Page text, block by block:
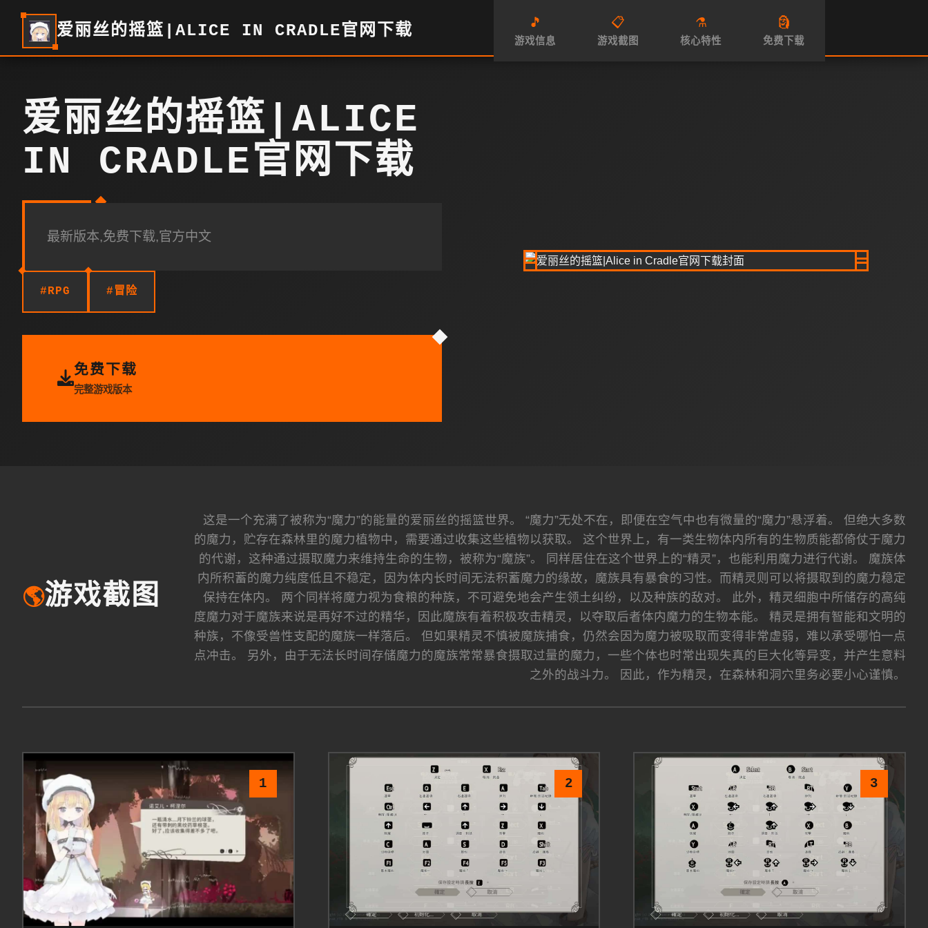
爱丽丝的摇篮|ALICE IN CRADLE官网下载 🎵
游戏信息
📋
游戏截图
⚗️
核心特性
🗿
免费下载
爱丽丝的摇篮|ALICE
IN CRADLE官网下载
最新版本,免费下载,官方中文
#RPG #冒险
免费下载
完整游戏版本
🌎游戏截图
这是一个充满了被称为“魔力”的能量的爱丽丝的摇篮世界。 “魔力”无处不在，即便在空气中也有微量的“魔力”悬浮着。 但绝大多数
的魔力，贮存在森林里的魔力植物中，需要通过收集这些植物以获取。 这个世界上，有一类生物体内所有的生物质能都倚仗于魔力
的代谢，这种通过摄取魔力来维持生命的生物，被称为“魔族”。 同样居住在这个世界上的“精灵”，也能利用魔力进行代谢。 魔族体
内所积蓄的魔力纯度低且不稳定，因为体内长时间无法积蓄魔力的缘故，魔族具有暴食的习性。而精灵则可以将摄取到的魔力稳定
保持在体内。 两个同样将魔力视为食粮的种族，不可避免地会产生领土纠纷，以及种族的敌对。 此外，精灵细胞中所储存的高纯
度魔力对于魔族来说是再好不过的精华，因此魔族有着积极攻击精灵，以夺取后者体内魔力的生物本能。 精灵是拥有智能和文明的
种族，不像受兽性支配的魔族一样落后。 但如果精灵不慎被魔族捕食，仍然会因为魔力被吸取而变得非常虚弱，难以承受哪怕一点
点冲击。 另外，由于无法长时间存储魔力的魔族常常暴食摄取过量的魔力，一些个体也时常出现失真的巨大化等异变，并产生意料
之外的战斗力。 因此，作为精灵，在森林和洞穴里务必要小心谨慎。
1 2 3